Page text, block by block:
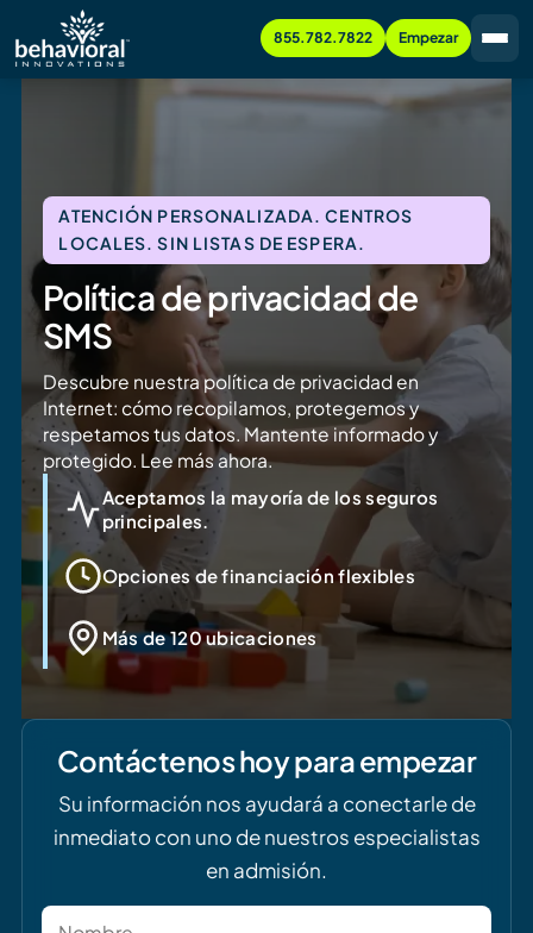
855.782.7822 Empezar
ATENCIÓN PERSONALIZADA. CENTROS
LOCALES. SIN LISTAS DE ESPERA.
Política de privacidad de
SMS
Descubre nuestra política de privacidad en
Internet: cómo recopilamos, protegemos y
respetamos tus datos. Mantente informado y
protegido. Lee más ahora.
Aceptamos la mayoría de los seguros
principales.
Opciones de financiación flexibles
Más de 120 ubicaciones
Contáctenos hoy para empezar
Su información nos ayudará a conectarle de
inmediato con uno de nuestros especialistas
en admisión.